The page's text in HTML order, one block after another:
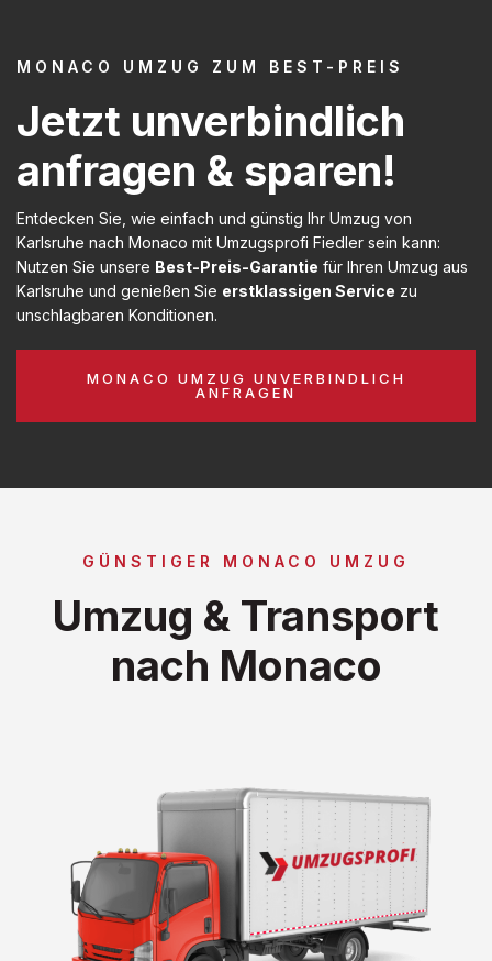
MONACO UMZUG ZUM BEST-PREIS
Jetzt unverbindlich
anfragen & sparen!
Entdecken Sie, wie einfach und günstig Ihr Umzug von
Karlsruhe nach Monaco mit Umzugsprofi Fiedler sein kann:
Nutzen Sie unsere Best-Preis-Garantie für Ihren Umzug aus
Karlsruhe und genießen Sie erstklassigen Service zu
unschlagbaren Konditionen.
MONACO UMZUG UNVERBINDLICH
ANFRAGEN
GÜNSTIGER MONACO UMZUG
Umzug & Transport
nach Monaco